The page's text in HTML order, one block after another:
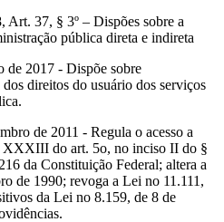
Art. 37, § 3º – Dispões sobre a
pública direta e indireta
de 2017 - Dispõe sobre
direitos do usuário dos serviços
de 2011 - Regula o acesso a
XXXIII do art. 5o, no inciso II do §
da Constituição Federal; altera a
de 1990; revoga a Lei no 11.111,
da Lei no 8.159, de 8 de